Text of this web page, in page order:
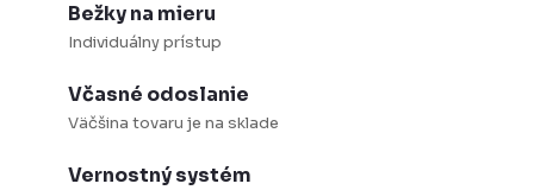
Bežky na mieru
Individuálny prístup
Včasné odoslanie
Väčšina tovaru je na sklade
Vernostný systém